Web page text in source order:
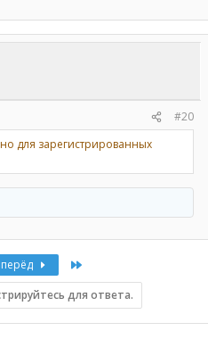
#20
для зарегистрированных
для ответа.